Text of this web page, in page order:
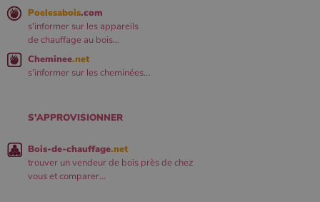
Poelesabois.com
s'informer sur les appareils
de chauffage au bois...
Cheminee.net
s'informer sur les cheminées...
S'APPROVISIONNER
Bois-de-chauffage.net
trouver un vendeur de bois près de chez
vous et comparer...